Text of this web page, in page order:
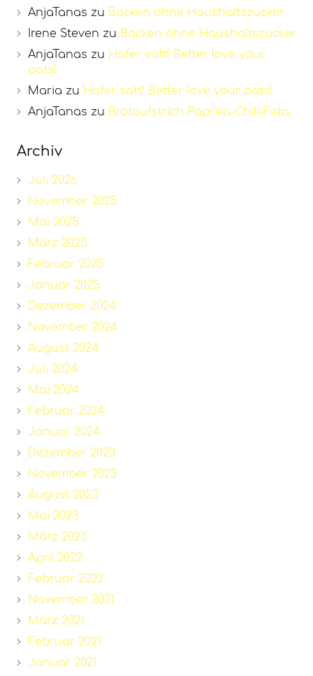
AnjaTanas zu Backen ohne Haushaltszucker
Irene Steven zu Backen ohne Haushaltszucker
AnjaTanas zu Hafer satt! Better love your
oats!
Maria zu Hafer satt! Better love your oats!
AnjaTanas zu Brotaufstrich Paprika-Chili-Feta
Archiv
Juli 2026
November 2025
Mai 2025
März 2025
Februar 2025
Januar 2025
Dezember 2024
November 2024
August 2024
Juli 2024
Mai 2024
Februar 2024
Januar 2024
Dezember 2023
November 2023
August 2023
Mai 2023
März 2023
April 2022
Februar 2022
November 2021
März 2021
Februar 2021
Januar 2021